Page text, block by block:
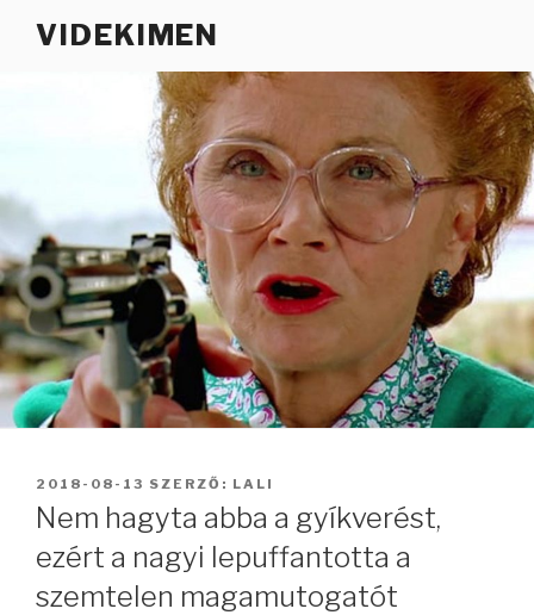
VIDEKIMEN
BEKÜLDVE:
2018-08-13 SZERZŐ: LALI
Nem hagyta abba a gyíkverést,
ezért a nagyi lepuffantotta a
szemtelen magamutogatót